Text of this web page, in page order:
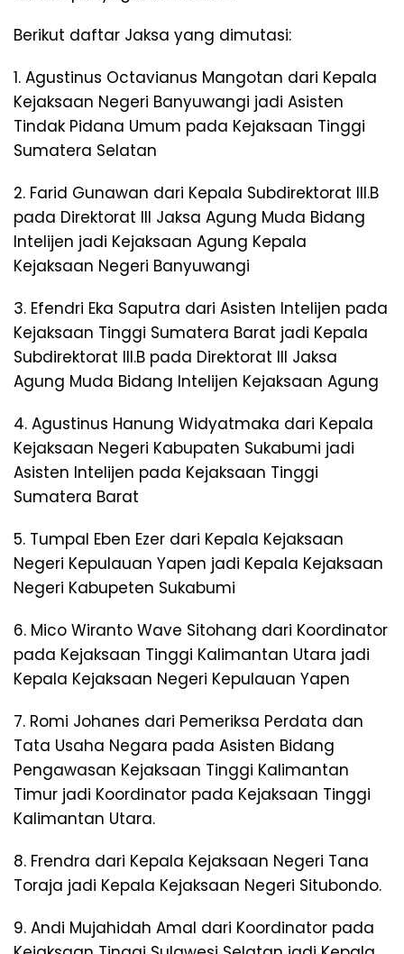
Berikut daftar Jaksa yang dimutasi:
1. Agustinus Octavianus Mangotan dari Kepala
Kejaksaan Negeri Banyuwangi jadi Asisten
Tindak Pidana Umum pada Kejaksaan Tinggi
Sumatera Selatan
2. Farid Gunawan dari Kepala Subdirektorat III.B
pada Direktorat III Jaksa Agung Muda Bidang
Intelijen jadi Kejaksaan Agung Kepala
Kejaksaan Negeri Banyuwangi
3. Efendri Eka Saputra dari Asisten Intelijen pada
Kejaksaan Tinggi Sumatera Barat jadi Kepala
Subdirektorat III.B pada Direktorat III Jaksa
Agung Muda Bidang Intelijen Kejaksaan Agung
4. Agustinus Hanung Widyatmaka dari Kepala
Kejaksaan Negeri Kabupaten Sukabumi jadi
Asisten Intelijen pada Kejaksaan Tinggi
Sumatera Barat
5. Tumpal Eben Ezer dari Kepala Kejaksaan
Negeri Kepulauan Yapen jadi Kepala Kejaksaan
Negeri Kabupeten Sukabumi
6. Mico Wiranto Wave Sitohang dari Koordinator
pada Kejaksaan Tinggi Kalimantan Utara jadi
Kepala Kejaksaan Negeri Kepulauan Yapen
7. Romi Johanes dari Pemeriksa Perdata dan
Tata Usaha Negara pada Asisten Bidang
Pengawasan Kejaksaan Tinggi Kalimantan
Timur jadi Koordinator pada Kejaksaan Tinggi
Kalimantan Utara.
8. Frendra dari Kepala Kejaksaan Negeri Tana
Toraja jadi Kepala Kejaksaan Negeri Situbondo.
9. Andi Mujahidah Amal dari Koordinator pada